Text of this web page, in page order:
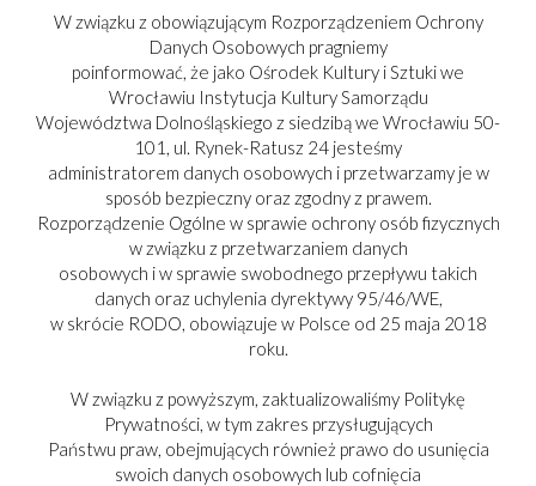
PREFABRYKATÓW
Nowa wystawa w Galerii FOTO-GEN OKIS, na której Barbara
Kubska podejmuje dialog z niezwykłym archiwum fotograficznym
swojego dziadka, Zygmunta Kubskiego, będącym kroniką jednego
z najważniejszych projektów urbanistycznych okresu PRL.
W związku z obowiązującym Rozporządzeniem Ochrony
Danych Osobowych pragniemy
poinformować, że jako Ośrodek Kultury i Sztuki we
Wrocławiu Instytucja Kultury Samorządu
Województwa Dolnośląskiego z siedzibą we Wrocławiu 50-
101, ul. Rynek-Ratusz 24 jesteśmy
administratorem danych osobowych i przetwarzamy je w
sposób bezpieczny oraz zgodny z prawem.
Rozporządzenie Ogólne w sprawie ochrony osób fizycznych
w związku z przetwarzaniem danych
osobowych i w sprawie swobodnego przepływu takich
danych oraz uchylenia dyrektywy 95/46/WE,
w skrócie RODO, obowiązuje w Polsce od 25 maja 2018
roku.
W związku z powyższym, zaktualizowaliśmy Politykę
Prywatności, w tym zakres przysługujących
Państwu praw, obejmujących również prawo do usunięcia
swoich danych osobowych lub cofnięcia